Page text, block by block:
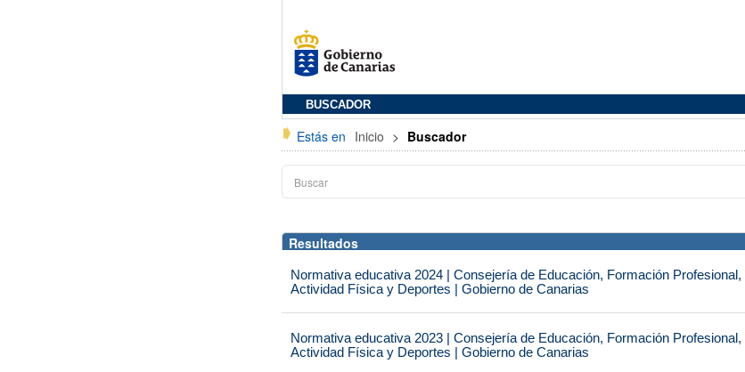
BUSCADOR
Estás en Inicio > Buscador
Resultados
Normativa educativa 2024 | Consejería de Educación, Formación Profesional,
Actividad Física y Deportes | Gobierno de Canarias
Normativa educativa 2023 | Consejería de Educación, Formación Profesional,
Actividad Física y Deportes | Gobierno de Canarias